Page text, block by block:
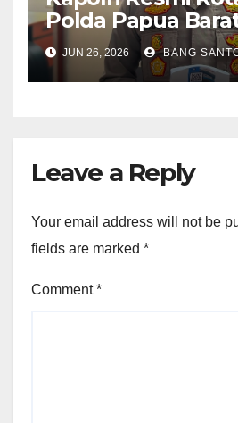
Polda Papua
Kapolres Dapat
Baru
JUN 26, 2026 BANG
Leave a Reply
Your email address will not be
fields are marked *
Comment*